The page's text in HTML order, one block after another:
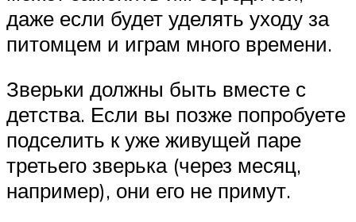
даже если будет уделять уходу за
питомцем и играм много времени.
Зверьки должны быть вместе с
детства. Если вы позже попробуете
подселить к уже живущей паре
третьего зверька (через месяц,
например), они его не примут.